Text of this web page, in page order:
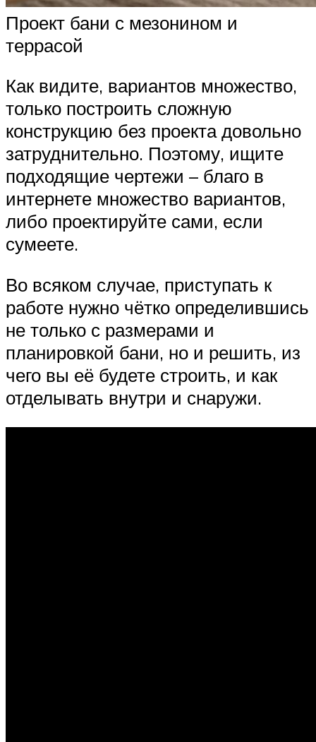
Проект бани с мезонином и
террасой
Как видите, вариантов множество,
только построить сложную
конструкцию без проекта довольно
затруднительно. Поэтому, ищите
подходящие чертежи – благо в
интернете множество вариантов,
либо проектируйте сами, если
сумеете.
Во всяком случае, приступать к
работе нужно чётко определившись
не только с размерами и
планировкой бани, но и решить, из
чего вы её будете строить, и как
отделывать внутри и снаружи.